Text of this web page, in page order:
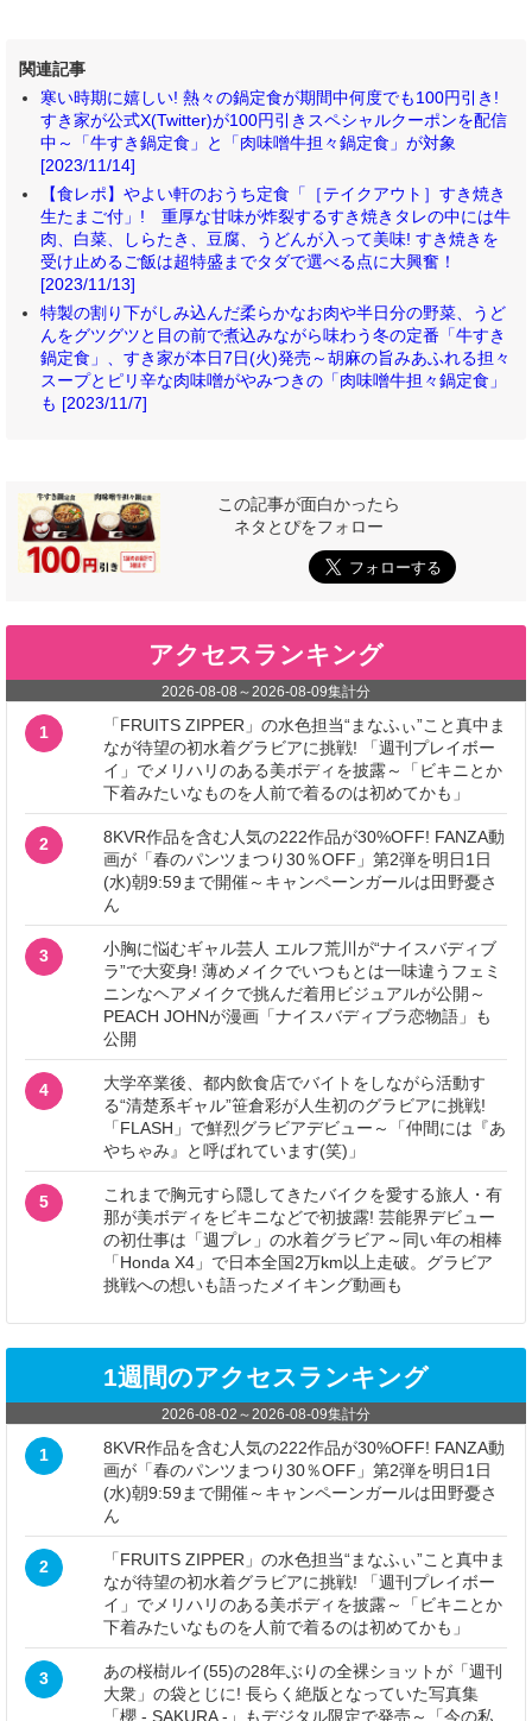
関連記事
寒い時期に嬉しい! 熱々の鍋定食が期間中何度でも100円引き!
すき家が公式X(Twitter)が100円引きスペシャルクーポンを配信
中～「牛すき鍋定食」と「肉味噌牛担々鍋定食」が対象
[2023/11/14]
【食レポ】やよい軒のおうち定食「［テイクアウト］すき焼き
生たまご付」! 重厚な甘味が炸裂するすき焼きタレの中には牛
肉、白菜、しらたき、豆腐、うどんが入って美味! すき焼きを
受け止めるご飯は超特盛までタダで選べる点に大興奮！
[2023/11/13]
特製の割り下がしみ込んだ柔らかなお肉や半日分の野菜、うど
んをグツグツと目の前で煮込みながら味わう冬の定番「牛すき
鍋定食」、すき家が本日7日(火)発売～胡麻の旨みあふれる担々
スープとピリ辛な肉味噌がやみつきの「肉味噌牛担々鍋定食」
も [2023/11/7]
この記事が面白かったら
ネタとぴをフォロー
アクセスランキング
2026-08-08 ～2026-08-09集計分
1
「FRUITS ZIPPER」の水色担当“まなふぃ”こと真中ま
なが待望の初水着グラビアに挑戦! 「週刊プレイボー
イ」でメリハリのある美ボディを披露～「ビキニとか
下着みたいなものを人前で着るのは初めてかも」
2
8KVR作品を含む人気の222作品が30%OFF! FANZA動
画が「春のパンツまつり30％OFF」第2弾を明日1日
(水)朝9:59まで開催～キャンペーンガールは田野憂さ
ん
3
小胸に悩むギャル芸人 エルフ荒川が“ナイスバディブ
ラ”で大変身! 薄めメイクでいつもとは一味違うフェミ
ニンなヘアメイクで挑んだ着用ビジュアルが公開～
PEACH JOHNが漫画「ナイスバディブラ恋物語」も
公開
4
大学卒業後、都内飲食店でバイトをしながら活動す
る“清楚系ギャル”笹倉彩が人生初のグラビアに挑戦!
「FLASH」で鮮烈グラビアデビュー～「仲間には『あ
やちゃみ』と呼ばれています(笑)」
5
これまで胸元すら隠してきたバイクを愛する旅人・有
那が美ボディをビキニなどで初披露! 芸能界デビュー
の初仕事は「週プレ」の水着グラビア～同い年の相棒
「Honda X4」で日本全国2万km以上走破。グラビア
挑戦への想いも語ったメイキング動画も
1週間のアクセスランキング
2026-08-02 ～2026-08-09集計分
1
8KVR作品を含む人気の222作品が30%OFF! FANZA動
画が「春のパンツまつり30％OFF」第2弾を明日1日
(水)朝9:59まで開催～キャンペーンガールは田野憂さ
ん
2
「FRUITS ZIPPER」の水色担当“まなふぃ”こと真中ま
なが待望の初水着グラビアに挑戦! 「週刊プレイボー
イ」でメリハリのある美ボディを披露～「ビキニとか
下着みたいなものを人前で着るのは初めてかも」
3
あの桜樹ルイ(55)の28年ぶりの全裸ショットが「週刊
大衆」の袋とじに! 長らく絶版となっていた写真集
「櫻 - SAKURA -」もデジタル限定で発売～「今の私